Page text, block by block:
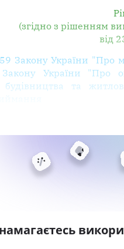
(згідно з рішенням
від
59 Закону України "Про
Закону України "Про
будівництва та